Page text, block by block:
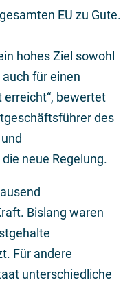
EU zu Gute.
hohes Ziel sowohl
für einen
bewertet
des
neue Regelung.
Bislang waren
Für andere
unterschiedliche